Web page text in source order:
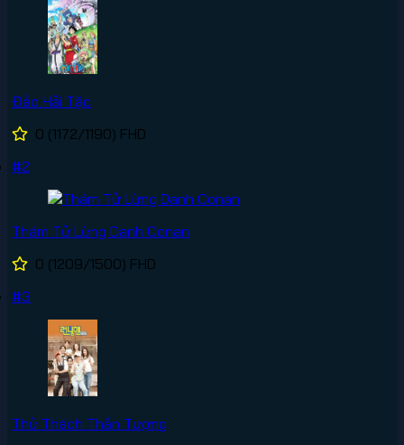
Đảo Hải Tặc
0 (1172/1190) FHD
#2
Thám Tử Lừng Danh Conan
0 (1209/1500) FHD
#3
Thử Thách Thần Tượng